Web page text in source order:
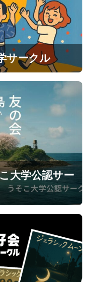
サークル
大学公認サー